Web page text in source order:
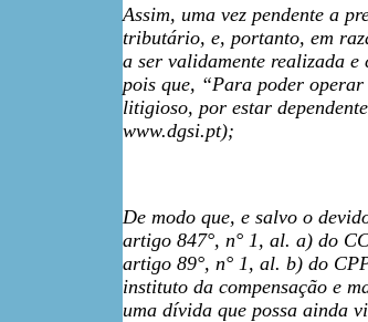
Assim, uma vez pendente a
tributário, e, portanto, em
a ser validamente realizada
pois que, “Para poder operar
litigioso, por estar
www.dgsi.pt);
De modo que, e salvo o
artigo 847°, n° 1, al. a) do
artigo 89°, n° 1, al. b) do
instituto da compensação e
uma dívida que possa ainda